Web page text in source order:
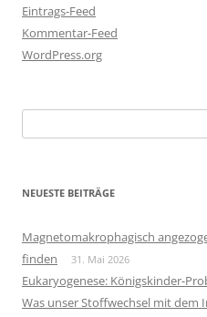
Eintrags-Feed
Kommentar-Feed
WordPress.org
nach:
NEUESTE BEITRÄGE
Magnetomakrophagisch
finden
31. Mai 2026
Eukaryogenese: Königskinder-
Was unser Stoffwechsel mit